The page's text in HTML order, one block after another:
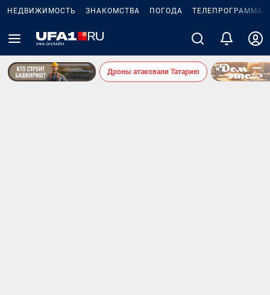
НЕДВИЖИМОСТЬ ЗНАКОМСТВА ПОГОДА ТЕЛЕПРОГРАММА
Дроны атаковали Татарию